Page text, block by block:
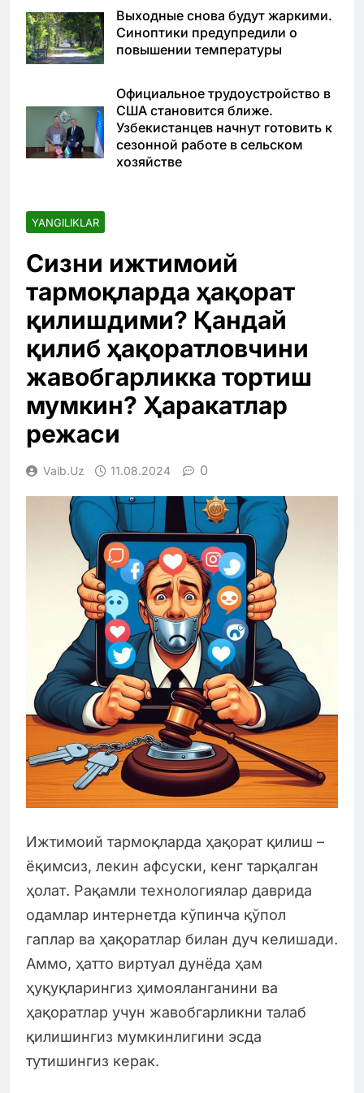
Выходные снова будут жаркими.
Синоптики предупредили о
повышении температуры
Официальное трудоустройство в
США становится ближе.
Узбекистанцев начнут готовить к
сезонной работе в сельском
хозяйстве
YANGILIKLAR
Сизни ижтимоий
тармоқларда ҳақорат
қилишдими? Қандай
қилиб ҳақоратловчини
жавобгарликка тортиш
мумкин? Ҳаракатлар
режаси
Vaib.uz 11.08.2024 0
Ижтимоий тармоқларда ҳақорат қилиш –
ёқимсиз, лекин афсуски, кенг тарқалган
ҳолат. Рақамли технологиялар даврида
одамлар интернетда кўпинча қўпол
гаплар ва ҳақоратлар билан дуч келишади.
Аммо, ҳатто виртуал дунёда ҳам
ҳуқуқларингиз ҳимояланганини ва
ҳақоратлар учун жавобгарликни талаб
қилишингиз мумкинлигини эсда
тутишингиз керак.